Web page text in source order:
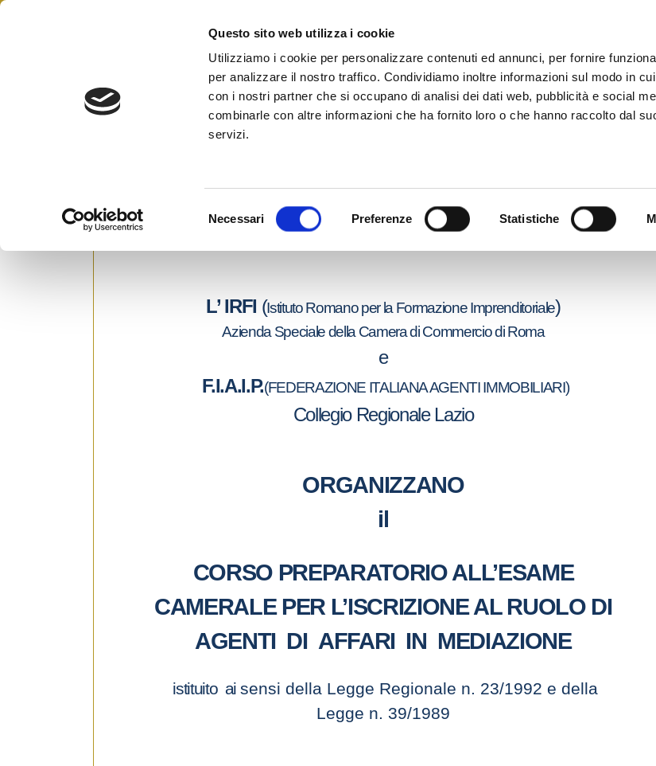
Questo sito web utilizza i cookie
Utilizziamo i cookie per personalizzare contenuti ed annunci, per fornire
per analizzare il nostro traffico. Condividiamo inoltre informazioni sul modo in
con i nostri partner che si occupano di analisi dei dati web, pubblicità e social
combinarle con altre informazioni che ha fornito loro o che hanno raccolto dal
servizi.
d
o
Necessari Preferenze Statistiche
Skip
Federazione Italiana Agenti Immobiliari Professionali
Corso prepartorio all’esame camerale per l’iscrizione
28 Settembre 2010byUfficio Stampa
L’ IRFI (Istituto Romano per la Formazione Imprenditoriale)
Azienda Speciale della Camera di Commercio di Roma
e
F.I.A.I.P.(FEDERAZIONE ITALIANA AGENTI IMMOBILIARI)
Collegio Regionale Lazio
ORGANIZZANO
il
CORSO PREPARATORIO ALL’ESAME
CAMERALE PER L’ISCRIZIONE AL RUOLO DI
AGENTI DI AFFARI IN MEDIAZIONE
istituito ai sensi della Legge Regionale n. 23/1992 e della
Legge n. 39/1989